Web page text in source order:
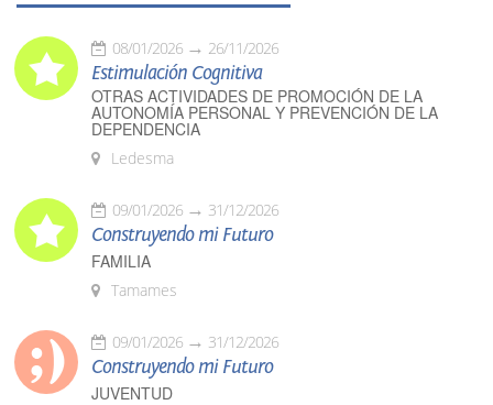
08/01/2026 26/11/2026
Estimulación Cognitiva
OTRAS ACTIVIDADES DE PROMOCIÓN DE LA
AUTONOMÍA PERSONAL Y PREVENCIÓN DE LA
DEPENDENCIA
Ledesma
09/01/2026 31/12/2026
Construyendo mi Futuro
FAMILIA
Tamames
09/01/2026 31/12/2026
Construyendo mi Futuro
JUVENTUD